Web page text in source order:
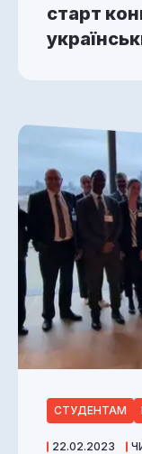
старт
СТУДЕНТАМ
22.02.2023